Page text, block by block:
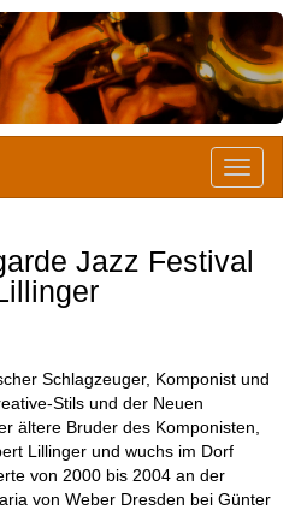
Jazz Festival
Schlagzeuger, Komponist und
Stils und der Neuen
ältere Bruder des Komponisten,
Lillinger und wuchs im Dorf
von 2000 bis 2004 an der
von Weber Dresden bei Günter